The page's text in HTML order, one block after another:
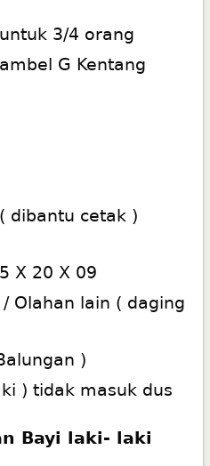
3/4 orang
G Kentang
cetak )
20 X 09
Olahan lain ( daging
)
) tidak masuk dus
Bayi laki- laki